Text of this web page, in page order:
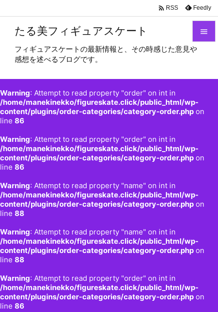
たる美フィギュアスケート
フィギュアスケートの最新情報と、その時感じた意見や
感想を述べるブログです。
Warning: Attempt to read property "order" on int in
/home/manekinekko/figureskate.click/public_html/wp-
content/plugins/order-categories/category-order.php on
line 86
Warning: Attempt to read property "order" on int in
/home/manekinekko/figureskate.click/public_html/wp-
content/plugins/order-categories/category-order.php on
line 86
Warning: Attempt to read property "name" on int in
/home/manekinekko/figureskate.click/public_html/wp-
content/plugins/order-categories/category-order.php on
line 88
Warning: Attempt to read property "name" on int in
/home/manekinekko/figureskate.click/public_html/wp-
content/plugins/order-categories/category-order.php on
line 88
Warning: Attempt to read property "order" on int in
/home/manekinekko/figureskate.click/public_html/wp-
content/plugins/order-categories/category-order.php on
line 86


前へ

 RSS Feedly